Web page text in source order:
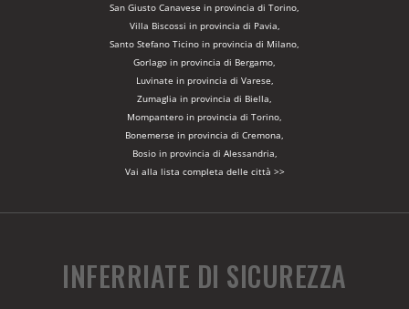
San Giusto Canavese in provincia di Torino,
Villa Biscossi in provincia di Pavia,
Santo Stefano Ticino in provincia di Milano,
Gorlago in provincia di Bergamo,
Luvinate in provincia di Varese,
Zumaglia in provincia di Biella,
Mompantero in provincia di Torino,
Bonemerse in provincia di Cremona,
Bosio in provincia di Alessandria,
Vai alla lista completa delle città >>
INFERRIATE DI SICUREZZA